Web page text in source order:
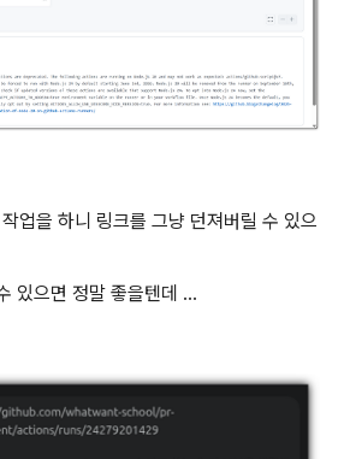
업을 하니 링크를 그냥 던져버릴 수 있으
있으면 정말 좋을텐데 ...